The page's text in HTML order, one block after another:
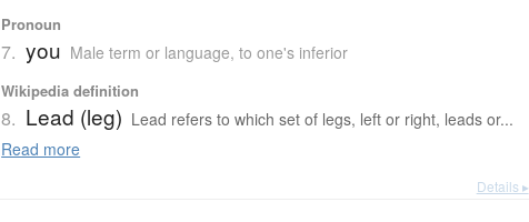
Pronoun
7. you Male term or language,to one's inferior
Wikipedia definition
8. Lead (leg) Lead refers to which set of legs, left or right, leads or...
Read more
Details ▸